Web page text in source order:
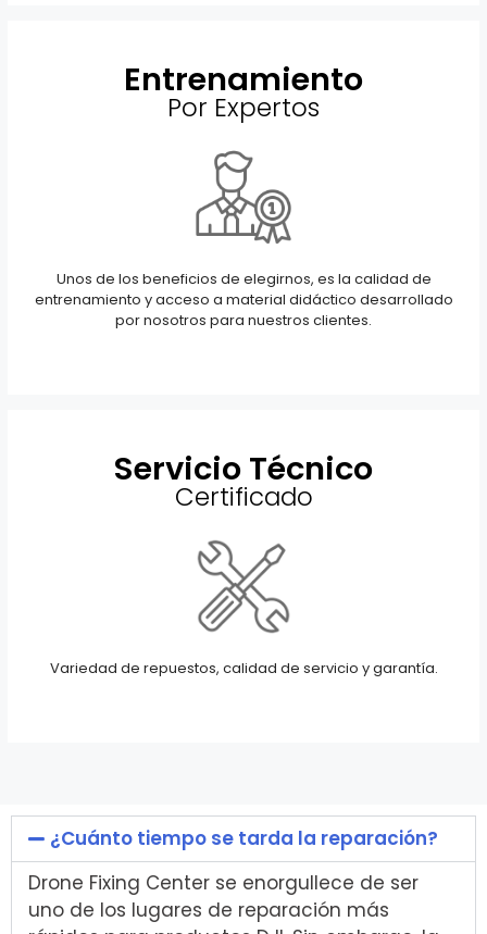
Entrenamiento
Por Expertos
Unos de los beneficios de elegirnos, es la calidad de
entrenamiento y acceso a material didáctico desarrollado
por nosotros para nuestros clientes.
Servicio Técnico
Certificado
Variedad de repuestos, calidad de servicio y garantía.
¿Cuánto tiempo se tarda la reparación?
Drone Fixing Center se enorgullece de ser
uno de los lugares de reparación más